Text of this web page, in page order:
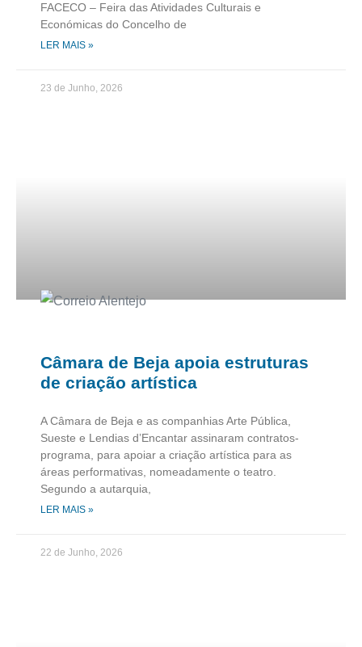
FACECO – Feira das Atividades Culturais e
Económicas do Concelho de
LER MAIS »
23 de Junho, 2026
Câmara de Beja apoia estruturas
de criação artística
A Câmara de Beja e as companhias Arte Pública,
Sueste e Lendias d’Encantar assinaram contratos-
programa, para apoiar a criação artística para as
áreas performativas, nomeadamente o teatro.
Segundo a autarquia,
LER MAIS »
22 de Junho, 2026